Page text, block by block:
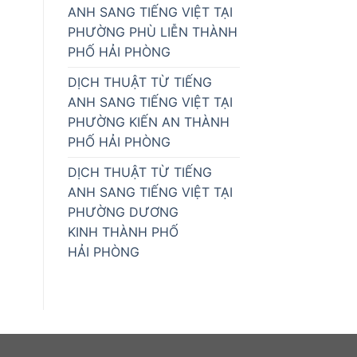
ANH SANG TIẾNG VIỆT TẠI
PHƯỜNG PHÙ LIỄN THÀNH
PHỐ HẢI PHÒNG
DỊCH THUẬT TỪ TIẾNG
ANH SANG TIẾNG VIỆT TẠI
PHƯỜNG KIẾN AN THÀNH
PHỐ HẢI PHÒNG
DỊCH THUẬT TỪ TIẾNG
ANH SANG TIẾNG VIỆT TẠI
PHƯỜNG DƯƠNG
KINH THÀNH PHỐ
HẢI PHÒNG